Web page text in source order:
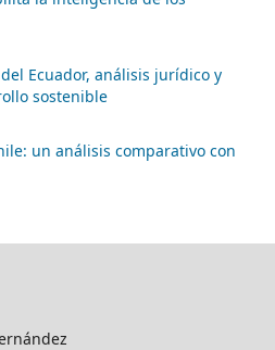
Ecuador, análisis jurídico y
sostenible
un análisis comparativo con